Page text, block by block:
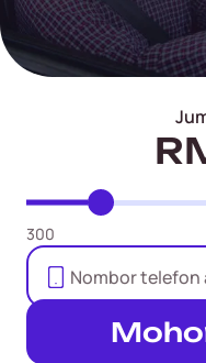
300